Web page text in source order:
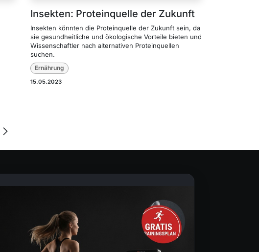
Insekten: Proteinquelle der Zukunft
Insekten könnten die Proteinquelle der Zukunft sein, da
sie gesundheitliche und ökologische Vorteile bieten und
Wissenschaftler nach alternativen Proteinquellen
suchen.
Ernährung
15.05.2023